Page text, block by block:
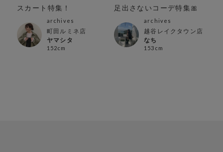
スカート特集！
archives
町田ルミネ店
ヤマシタ
152cm
足出さないコーデ特集🎀
archives
越谷レイクタウン店
なち
153cm